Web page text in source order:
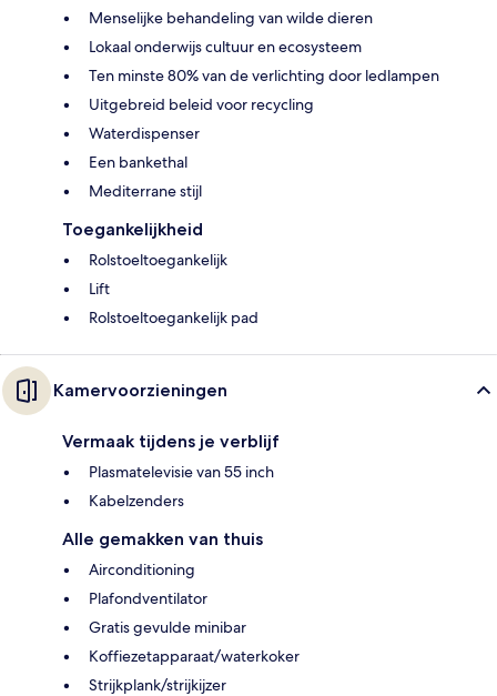
Menselijke behandeling van wilde dieren
Lokaal onderwijs cultuur en ecosysteem
Ten minste 80% van de verlichting door ledlampen
Uitgebreid beleid voor recycling
Waterdispenser
Een bankethal
Mediterrane stijl
Toegankelijkheid
Rolstoeltoegankelijk
Lift
Rolstoeltoegankelijk pad
Kamervoorzieningen
Vermaak tijdens je verblijf
Plasmatelevisie van 55 inch
Kabelzenders
Alle gemakken van thuis
Airconditioning
Plafondventilator
Gratis gevulde minibar
Koffiezetapparaat/waterkoker
Strijkplank/strijkijzer